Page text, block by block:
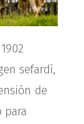
sefardí,
de
para